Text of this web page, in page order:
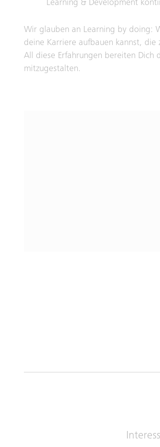
Learning & Development
Wir glauben an Learning by doing:
deine Karriere aufbauen kannst, die
All diese Erfahrungen bereiten Dich
mitzugestalten.